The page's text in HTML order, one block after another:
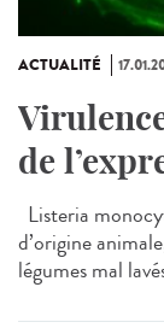
ACTUALITÉ
de
Listeria
d’origine
légumes mal